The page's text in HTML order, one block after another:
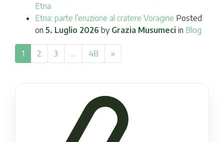
Etna
Etna: parte l’eruzione al cratere Voragine Posted
on 5. Luglio 2026 byGrazia Musumeci in Blog
1 2 3 … 48 »